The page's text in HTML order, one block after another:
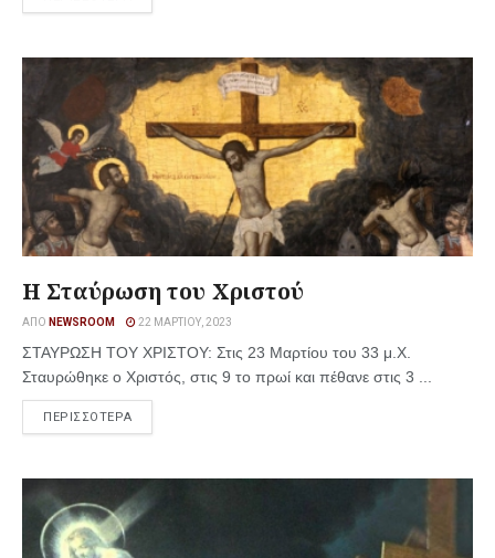
Η Σταύρωση του Χριστού
ΑΠΌ NEWSROOM 22 ΜΑΡΤΊΟΥ, 2023
ΣΤΑΥΡΩΣΗ ΤΟΥ ΧΡΙΣΤΟΥ: Στις 23 Μαρτίου του 33 μ.Χ.
Σταυρώθηκε ο Χριστός, στις 9 το πρωί και πέθανε στις 3 ...
ΠΕΡΙΣΣΟΤΕΡΑ